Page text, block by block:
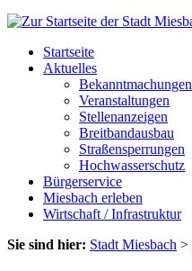
Startseite
Aktuelles
Bekanntmachungen
Veranstaltungen
Stellenanzeigen
Breitbandausbau
Straßensperrungen
Hochwasserschutz
Bürgerservice
Miesbach erleben
Wirtschaft / Infrastruktur
Sie sind hier: Stadt Miesbach >